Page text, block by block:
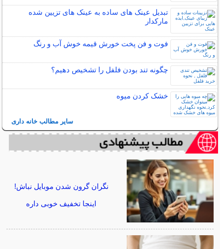
تبدیل عینک های ساده به عینک های تزیین شده
مارکدار
فوت و فن پخت خورش قیمه خوش آب و رنگ
چگونه تند بودن فلفل را تشخیص دهیم؟
خشک کردن میوه
سایر مطالب خانه داری
نگران گرون شدن موبایل نباش!
اینجا تخفیف خوبی داره